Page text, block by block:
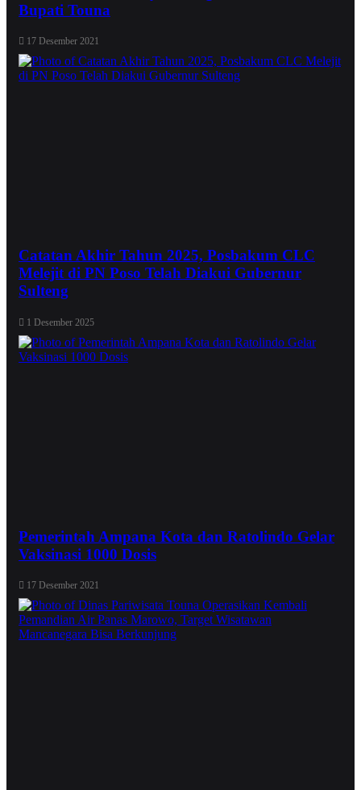
Bupati Touna
17 Desember 2021
Catatan Akhir Tahun 2025, Posbakum CLC
Melejit di PN Poso Telah Diakui Gubernur
Sulteng
1 Desember 2025
Pemerintah Ampana Kota dan Ratolindo Gelar
Vaksinasi 1000 Dosis
17 Desember 2021